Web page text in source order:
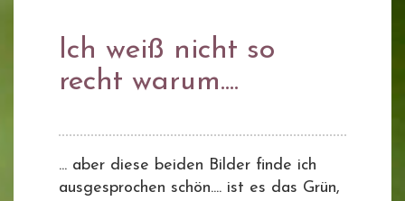
Ich weiß nicht so
recht warum....
... aber diese beiden Bilder finde ich
ausgesprochen schön.... ist es das Grün,